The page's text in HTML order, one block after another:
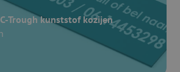
Trough kunststof kozijen